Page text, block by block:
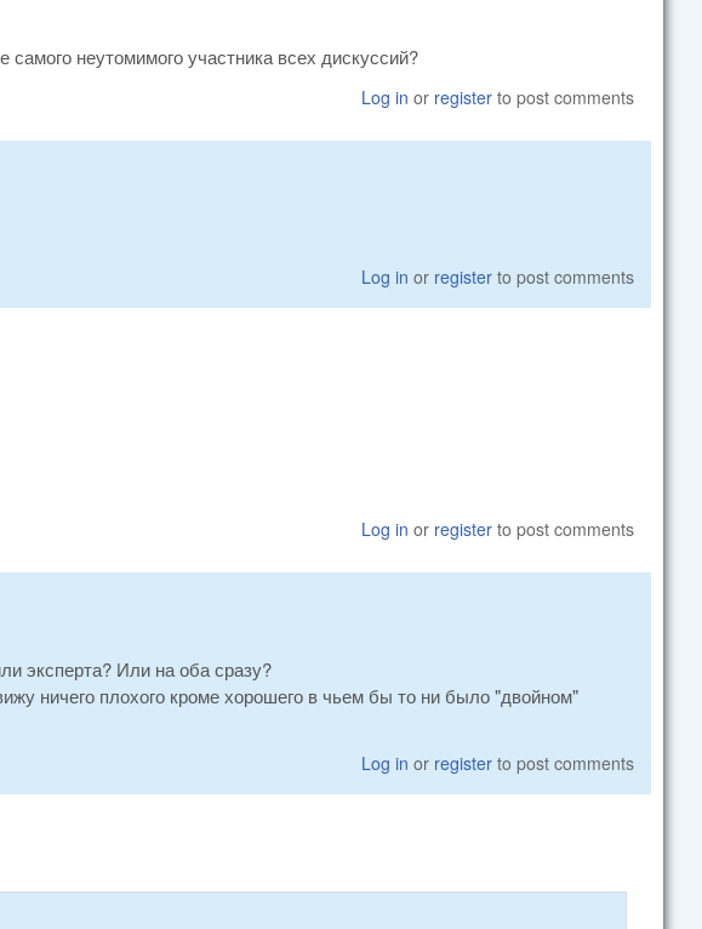
самого неутомимого участника всех дискуссий?
Log in or register to post comments
Log in or register to post comments
Log in or register to post comments
эксперта? Или на оба сразу?
ничего плохого кроме хорошего в чьем бы то ни было "двойном"
Log in or register to post comments